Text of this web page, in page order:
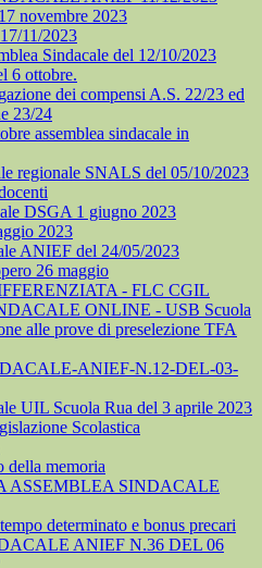
novembre 2023
11/2023
Sindacale del 12/10/2023
6 ottobre.
dei compensi A.S. 22/23 ed
23/24
assemblea sindacale in
regionale SNALS del 05/10/2023
DSGA 1 giugno 2023
2023
ANIEF del 24/05/2023
26 maggio
- FLC CGIL
ONLINE - USB Scuola
alle prove di preselezione TFA
ANIEF-N.12-DEL-03-
UIL Scuola Rua del 3 aprile 2023
Scolastica
memoria
ASSEMBLEA SINDACALE
determinato e bonus precari
ANIEF N.36 DEL 06